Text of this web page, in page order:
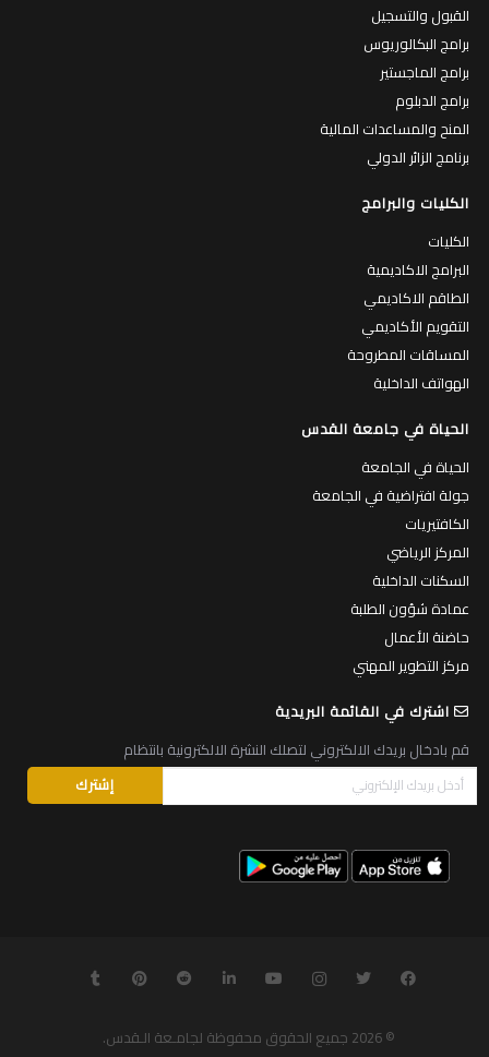
القبول والتسجيل
برامج البكالوريوس
برامج الماجستير
برامج الدبلوم
المنح والمساعدات المالية
برنامج الزائر الدولي
الكليات والبرامج
الكليات
البرامج الاكاديمية
الطاقم الاكاديمي
التقويم الأكاديمي
المساقات المطروحة
الهواتف الداخلية
الحياة في جامعة القدس
الحياة في الجامعة
جولة افتراضية في الجامعة
الكافتيريات
المركز الرياضي
السكنات الداخلية
عمادة شؤون الطلبة
حاضنة الأعمال
مركز التطوير المهني
اشترك في القائمة البريدية
قم بادخال بريدك الالكتروني لتصلك النشرة الالكترونية بانتظام
© 2026 جميع الحقوق محفوظة لجامـعة الـقدس.